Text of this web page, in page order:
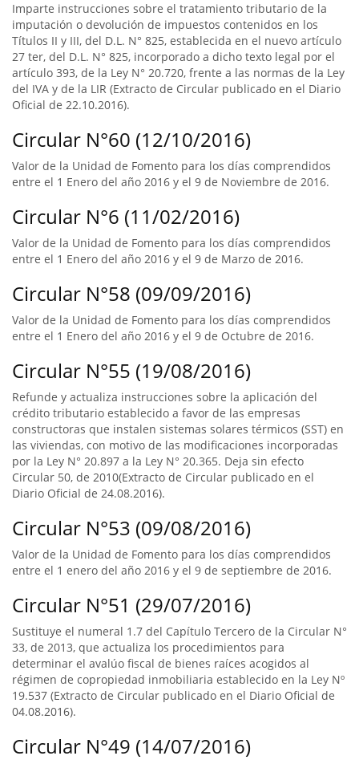
Imparte instrucciones sobre el tratamiento tributario de la
imputación o devolución de impuestos contenidos en los
Títulos II y III, del D.L. N° 825, establecida en el nuevo artículo
27 ter, del D.L. N° 825, incorporado a dicho texto legal por el
artículo 393, de la Ley N° 20.720, frente a las normas de la Ley
del IVA y de la LIR (Extracto de Circular publicado en el Diario
Oficial de 22.10.2016).
Circular N°60 (12/10/2016)
Valor de la Unidad de Fomento para los días comprendidos
entre el 1 Enero del año 2016 y el 9 de Noviembre de 2016.
Circular N°6 (11/02/2016)
Valor de la Unidad de Fomento para los días comprendidos
entre el 1 Enero del año 2016 y el 9 de Marzo de 2016.
Circular N°58 (09/09/2016)
Valor de la Unidad de Fomento para los días comprendidos
entre el 1 Enero del año 2016 y el 9 de Octubre de 2016.
Circular N°55 (19/08/2016)
Refunde y actualiza instrucciones sobre la aplicación del
crédito tributario establecido a favor de las empresas
constructoras que instalen sistemas solares térmicos (SST) en
las viviendas, con motivo de las modificaciones incorporadas
por la Ley N° 20.897 a la Ley N° 20.365. Deja sin efecto
Circular 50, de 2010(Extracto de Circular publicado en el
Diario Oficial de 24.08.2016).
Circular N°53 (09/08/2016)
Valor de la Unidad de Fomento para los días comprendidos
entre el 1 enero del año 2016 y el 9 de septiembre de 2016.
Circular N°51 (29/07/2016)
Sustituye el numeral 1.7 del Capítulo Tercero de la Circular N°
33, de 2013, que actualiza los procedimientos para
determinar el avalúo fiscal de bienes raíces acogidos al
régimen de copropiedad inmobiliaria establecido en la Ley Nº
19.537 (Extracto de Circular publicado en el Diario Oficial de
04.08.2016).
Circular N°49 (14/07/2016)